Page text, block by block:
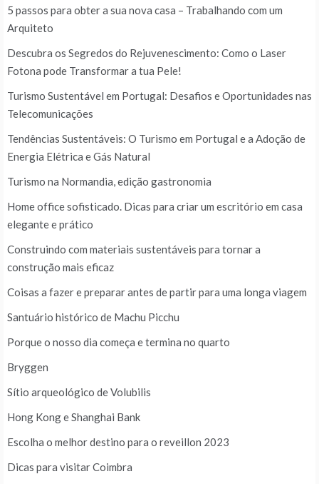
5 passos para obter a sua nova casa – Trabalhando com um
Arquiteto
Descubra os Segredos do Rejuvenescimento: Como o Laser
Fotona pode Transformar a tua Pele!
Turismo Sustentável em Portugal: Desafios e Oportunidades nas
Telecomunicações
Tendências Sustentáveis: O Turismo em Portugal e a Adoção de
Energia Elétrica e Gás Natural
Turismo na Normandia, edição gastronomia
Home office sofisticado. Dicas para criar um escritório em casa
elegante e prático
Construindo com materiais sustentáveis para tornar a
construção mais eficaz
Coisas a fazer e preparar antes de partir para uma longa viagem
Santuário histórico de Machu Picchu
Porque o nosso dia começa e termina no quarto
Bryggen
Sítio arqueológico de Volubilis
Hong Kong e Shanghai Bank
Escolha o melhor destino para o reveillon 2023
Dicas para visitar Coimbra